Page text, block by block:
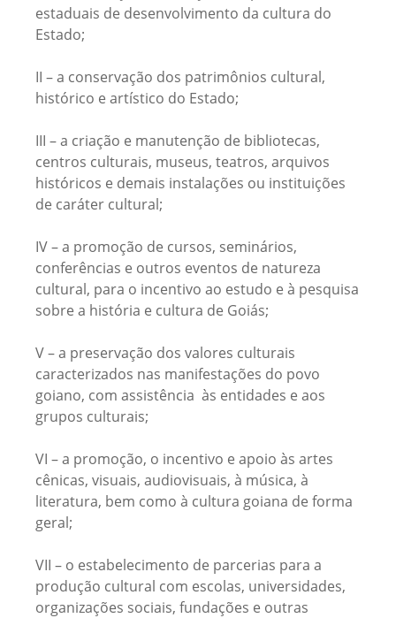
estaduais de desenvolvimento da cultura do
Estado;
II – a conservação dos patrimônios cultural,
histórico e artístico do Estado;
III – a criação e manutenção de bibliotecas,
centros culturais, museus, teatros, arquivos
históricos e demais instalações ou instituições
de caráter cultural;
IV – a promoção de cursos, seminários,
conferências e outros eventos de natureza
cultural, para o incentivo ao estudo e à pesquisa
sobre a história e cultura de Goiás;
V – a preservação dos valores culturais
caracterizados nas manifestações do povo
goiano, com assistência às entidades e aos
grupos culturais;
VI – a promoção, o incentivo e apoio às artes
cênicas, visuais, audiovisuais, à música, à
literatura, bem como à cultura goiana de forma
geral;
VII – o estabelecimento de parcerias para a
produção cultural com escolas, universidades,
organizações sociais, fundações e outras